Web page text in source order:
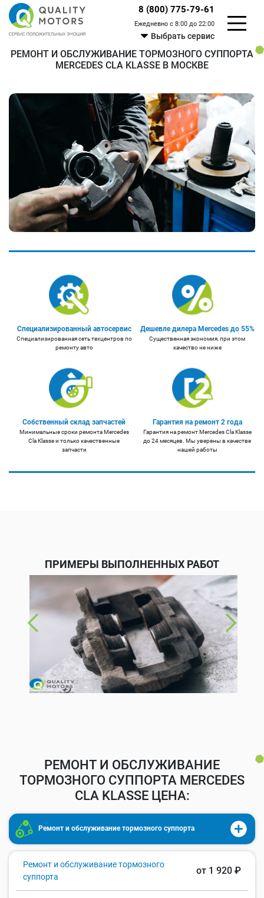
8 (800) 775-79-61
Ежедневно с 8:00 до 22:00
Выбрать сервис
РЕМОНТ И ОБСЛУЖИВАНИЕ ТОРМОЗНОГО СУППОРТА
MERCEDES CLA KLASSE В МОСКВЕ
Специализированный автосервис
Специализированная сеть техцентров по
ремонту авто
Дешевле дилера Mercedes до 55%
Существенная экономия, при этом
качество не ниже
Собственный склад запчастей
Минимальные сроки ремонта Mercedes
Cla Klasse и только качественные
запчасти
Гарантия на ремонт 2 года
Гарантия на ремонт Mercedes Cla Klasse
до 24 месяцев. Мы уверены в качестве
нашей работы
ПРИМЕРЫ ВЫПОЛНЕННЫХ РАБОТ
РЕМОНТ И ОБСЛУЖИВАНИЕ
ТОРМОЗНОГО СУППОРТА MERCEDES
CLA KLASSE ЦЕНА:
Ремонт и обслуживание тормозного суппорта
Ремонт и обслуживание тормозного
суппорта
от 1 920 ₽